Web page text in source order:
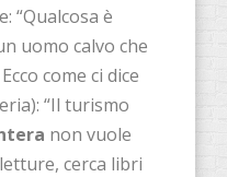
“Qualcosa è
uomo calvo che
come ci dice
“Il turismo
non vuole
cerca libri